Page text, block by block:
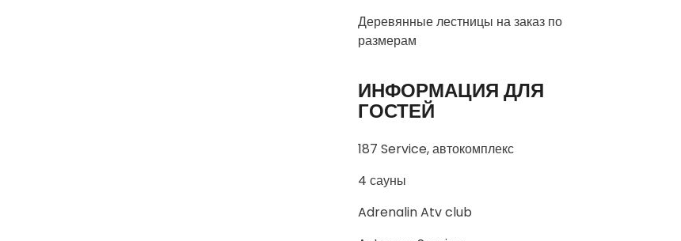
Деревянные лестницы на заказ по
размерам
ИНФОРМАЦИЯ ДЛЯ
ГОСТЕЙ
187 Service, автокомплекс
4 сауны
Adrenalin Atv club